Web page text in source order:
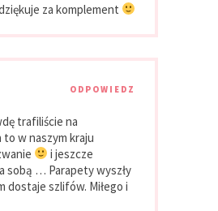
za komplement
ODPOWIEDZ
trafiliście na
w naszym kraju
i jeszcze
sobą … Parapety wyszły
dostaje szlifów. Miłego i